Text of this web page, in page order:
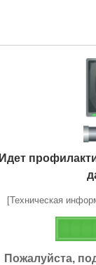
Идет
[Техническая
Пожалуйста,